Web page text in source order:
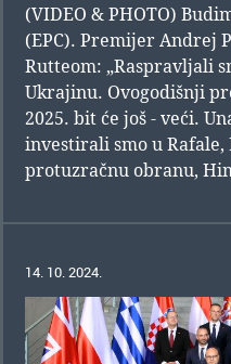
(VIDEO & PHOTO)
(EPC). Premijer Andrej
Rutteom: „Raspravljali
Ukrajinu. Ovogodišnji
2025. bit će još - veći.
investirali smo u Rafale,
protuzračnu obranu,
14. 10. 2024.